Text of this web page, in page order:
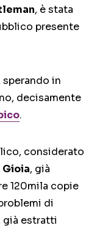
, è stata
presente
sperando in
decisamente
.
considerato
Gioia, già
120mila copie
di
già estratti